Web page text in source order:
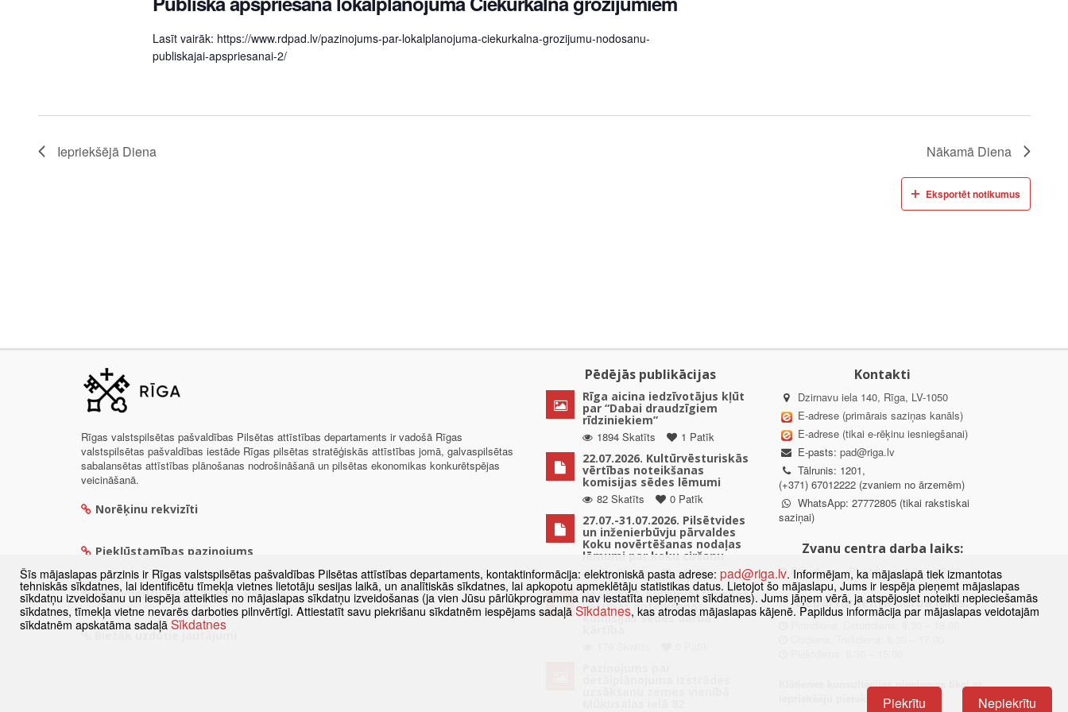
Lasīt vairāk: https://www.rdpad.lv/pazinojums-par-lokalplanojuma-ciekurkalna-grozijumu-nodosanu-
publiskajai-apspriesanai-2/
Iepriekšējā Diena Nākamā Diena
Eksportēt notikumus
Rīgas valstspilsētas pašvaldības Pilsētas attīstības departaments ir vadošā Rīgas
valstspilsētas pašvaldības iestāde Rīgas pilsētas stratēģiskās attīstības jomā, galvaspilsētas
sabalansētas attīstības plānošanas nodrošināšanā un pilsētas ekonomikas konkurētspējas
veicināšanā.
Norēķinu rekvizīti
Piekļūstamības paziņojums
Dokumentu iesniegšanas kārtība
Biežāk uzdotie jautājumi
Pēdējās publikācijas
Rīga aicina iedzīvotājus kļūt
par “Dabai draudzīgiem
rīdziniekiem”
1894 Skatīts
1 Patīk
22.07.2026. Kultūrvēsturiskās
vērtības noteikšanas
komisijas sēdes lēmumi
82 Skatīts
0 Patīk
27.07.-31.07.2026. Pilsētvides
un inženierbūvju pārvaldes
Koku novērtēšanas nodaļas
lēmumi par koku ciršanu
129 Skatīts
0 Patīk
04.08.2026. Kultūrvēsturiskās
vērtības noteikšanas
komisijas sēdes darba
Kontakti
Dzirnavu iela 140, Rīga, LV-1050
E-adrese (primārais saziņas kanāls)
E-adrese (tikai e-rēķinu iesniegšanai)
E-pasts: pad@riga.lv
Tālrunis: 1201,
(+371) 67012222 (zvaniem no ārzemēm)
WhatsApp: 27772805 (tikai rakstiskai
saziņai)
Zvanu centra darba laiks:
Pirmdiena – Piektdiena: 8.00 – 18.00
Departamenta darba laiks:
Klātienes konsultācijas pieejamas tikai ar
iepriekšēju pierakstu.
Šīs mājaslapas pārzinis ir Rīgas valstspilsētas pašvaldības Pilsētas attīstības departaments, kontaktinformācija: elektroniskā pasta adrese: pad@riga.lv. Informējam, ka mājaslapā tiek izmantotas
tehniskās sīkdatnes, lai identificētu tīmekļa vietnes lietotāju sesijas laikā, un analītiskās sīkdatnes, lai apkopotu apmeklētāju statistikas datus. Lietojot šo mājaslapu, Jums ir iespēja pieņemt mājaslapas
sīkdatņu izveidošanu un iespēja atteikties no mājaslapas sīkdatņu izveidošanas (ja vien Jūsu pārlūkprogramma nav iestatīta nepieņemt sīkdatnes). Jums jāņem vērā, ja atspējosiet noteikti nepieciešamās
sīkdatnes, tīmekļa vietne nevarēs darboties pilnvērtīgi. Attiestatīt savu piekrišanu sīkdatnēm iespējams sadaļā Sīkdatnes, kas atrodas mājaslapas kājenē. Papildus informācija par mājaslapas veidotajām
sīkdatnēm apskatāma sadaļā Sīkdatnes
Piekrītu Nepiekrītu